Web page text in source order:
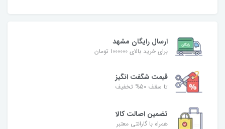
ارسال رایگان مشهد
برای خرید بالای 1000000 تومان
قیمت شگفت‌ انگیز
تا سقف 50% تخفیف
تضمین اصالت کالا
همراه با گارانتی معتبر